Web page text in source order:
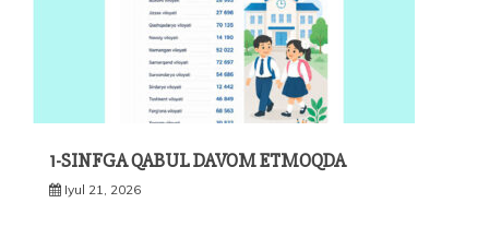
1-SINFGA QABUL DAVOM ETMOQDA
Iyul 21, 2026